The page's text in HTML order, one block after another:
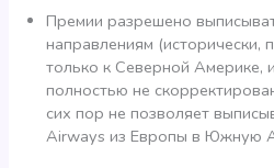
Премии разрешено
направлениям (исторически,
только к Северной Америке,
полностью не
сих пор не позволяет
Airways из Европы в Южную